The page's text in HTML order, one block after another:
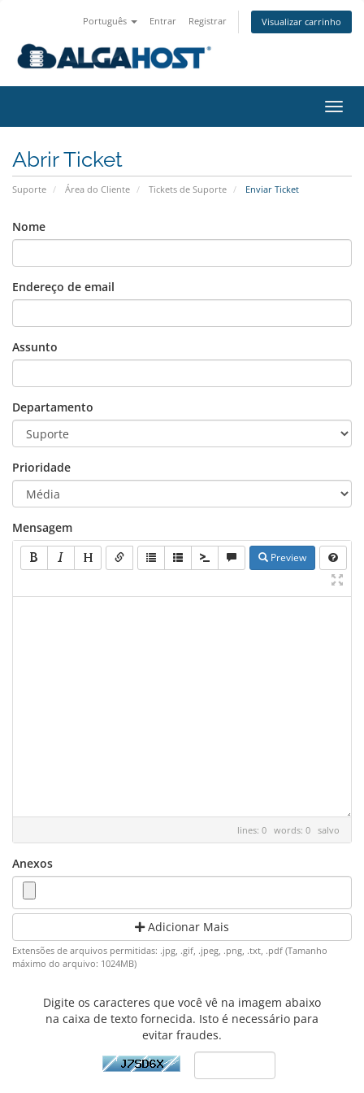
Português Entrar Registrar Visualizar carrinho
Abrir Ticket
Suporte Área do Cliente Tickets de Suporte Enviar Ticket
Nome
Endereço de email
Assunto
Departamento
Prioridade
Mensagem
Preview
lines: 0 words: 0 salvo
Anexos
Adicionar Mais
Extensões de arquivos permitidas: .jpg, .gif, .jpeg, .png, .txt, .pdf (Tamanho
máximo do arquivo: 1024MB)
Digite os caracteres que você vê na imagem abaixo
na caixa de texto fornecida. Isto é necessário para
evitar fraudes.